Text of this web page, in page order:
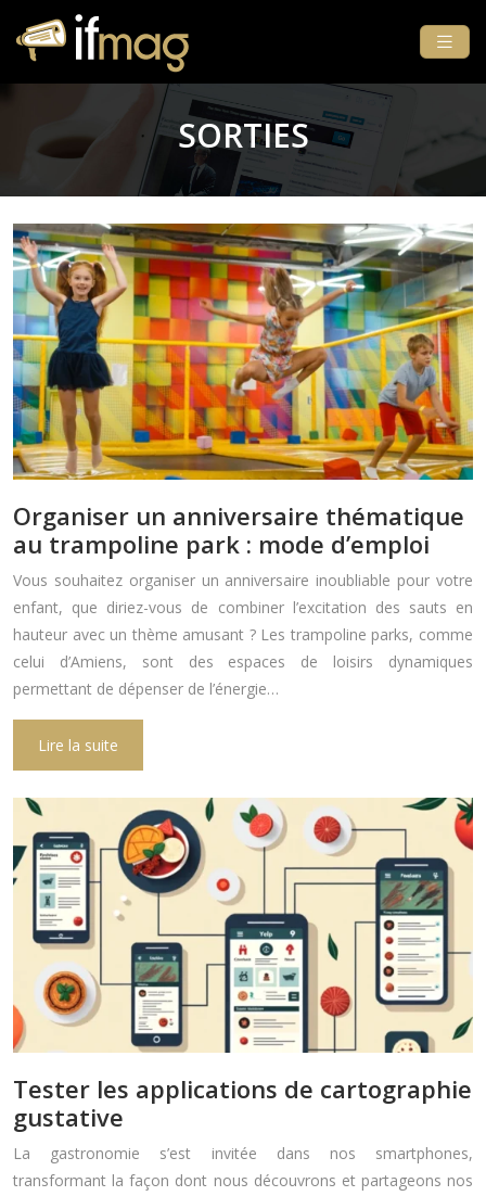
SORTIES
Organiser un anniversaire thématique
au trampoline park : mode d’emploi
Vous souhaitez organiser un anniversaire inoubliable pour votre
enfant, que diriez-vous de combiner l’excitation des sauts en
hauteur avec un thème amusant ? Les trampoline parks, comme
celui d’Amiens, sont des espaces de loisirs dynamiques
permettant de dépenser de l’énergie…
Lire la suite
Tester les applications de cartographie
gustative
La gastronomie s’est invitée dans nos smartphones,
transformant la façon dont nous découvrons et partageons nos